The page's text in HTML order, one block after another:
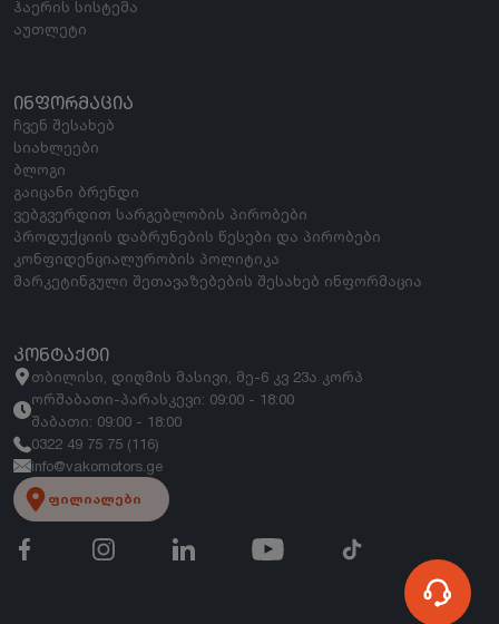
ჰაერის სისტემა
აუთლეტი
ᲘᲜᲤᲝᲠᲛᲐᲪᲘᲐ
ჩვენ შესახებ
სიახლეები
ბლოგი
გაიცანი ბრენდი
ვებგვერდით სარგებლობის პირობები
პროდუქციის დაბრუნების წესები და პირობები
კონფიდენციალურობის პოლიტიკა
მარკეტინგული შეთავაზებების შესახებ ინფორმაცია
ᲙᲝᲜᲢᲐᲥᲢᲘ
თბილისი, დიღმის მასივი, მე-6 კვ 23ა კორპ
ორშაბათი-პარასკევი: 09:00 - 18:00
შაბათი: 09:00 - 18:00
0322 49 75 75 (116)
info@vakomotors.ge
ფილიალები